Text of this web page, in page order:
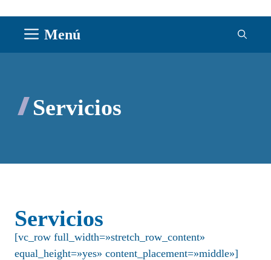
contenido
Menú
Servicios
Servicios
[vc_row full_width=»stretch_row_content»
equal_height=»yes» content_placement=»middle»]